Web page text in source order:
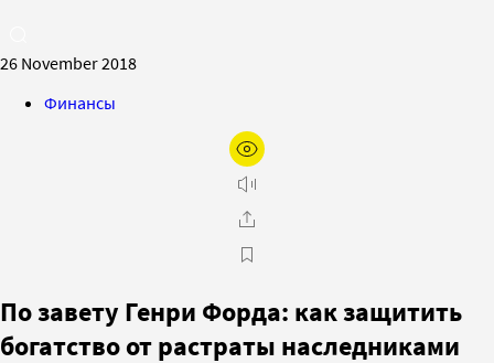
26 November 2018
Финансы
По завету Генри Форда: как защитить
богатство от растраты наследниками